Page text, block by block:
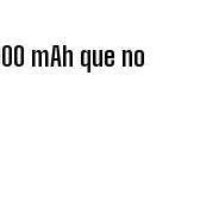
mAh que no